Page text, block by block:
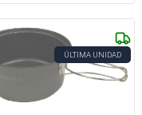
ÚLTIMA UNIDAD